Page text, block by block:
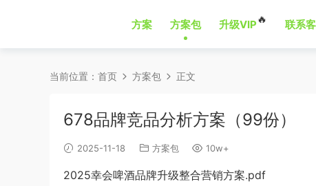
方案 方案包 升级VIP🔥 联系
当前位置： 首页 方案包 正文
678品牌竞品分析方案（99份）
2025-11-18 方案包 10w+
2025幸会啤酒品牌升级整合营销方案.pdf